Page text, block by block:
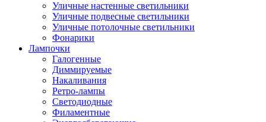
Уличные настенные светильники
Уличные подвесные светильники
Уличные потолочные светильники
Фонарики
Лампочки
Галогенные
Диммируемые
Накаливания
Ретро-лампы
Светодиодные
Филаментные